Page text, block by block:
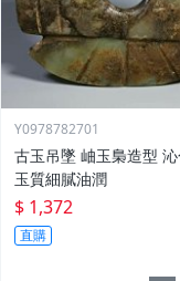
Y0978782701
古玉吊墜 岫玉梟造型
玉質細膩油潤
$ 1,372
直購